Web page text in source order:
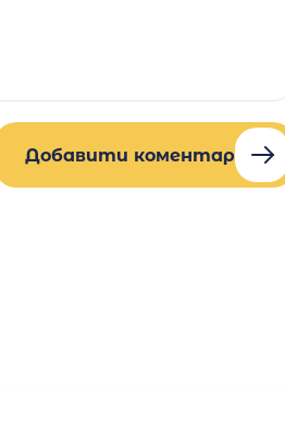
Добавити коментар